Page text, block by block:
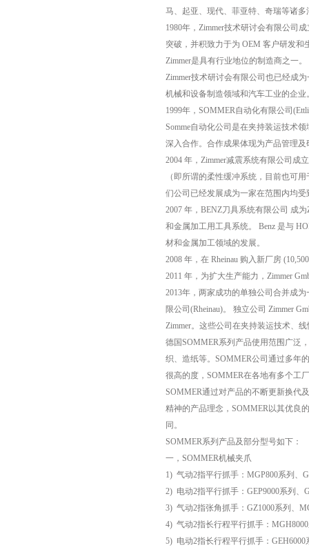
马、起亚、现代、菲亚特、奇瑞等诸
1980年，Zimmer技术研讨会有限公司
突破，并积致力于为 OEM 客户研发
Zimmer是具有行业地位的制造商之一
Zimmer技术研讨会有限公司也已经成
机械和设备制造领域和汽车工业的企业
1999年，SOMMER自动化有限公司
Somme自动化公司是在夹持装运技术
深入合作。合作成果体现为产品管理
2004 年，Zimmer减震系统有限公司成
（即所谓的柔性缓冲系统，目前也可
们公司已经发展成为一家在范围内均
2007 年，BENZ刀具系统有限公司 成
和金属加工用工具系统。 Benz 是与
材和金属加工领域的发展。
2008 年，在 Rheinau 购入新厂房
2011 年，为扩大生产能力，Zimmer
2013年，两家成功的单独公司合并成
限公司(Rheinau)。 独立公司 Zimmer
Zimmer。这些公司在夹持装运技术、
德国SOMMER系列产品使用范围广泛
织、造纸等。SOMMER公司通过多年
很高的度，SOMMER在各地有多个工
SOMMER通过对产品的不断更新换代
精神的产品理念，SOMMER以其优良
同。
SOMMER系列产品及部分型号如下：
一，SOMMER机械夹爪
1) 气动2指平行抓手：MGP800系列、
2) 电动2指平行抓手：GEP9000系列、
3) 气动2指张角抓手：GZ1000系列、
4) 气动2指长行程平行抓手：
5) 电动2指长行程平行抓手：GEH6000